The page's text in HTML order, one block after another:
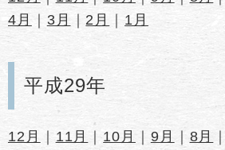
4月
｜ 3月 ｜ 2月 ｜ 1月
平成29年
12月 ｜ 11月 ｜10月 ｜ 9月 ｜ 8月